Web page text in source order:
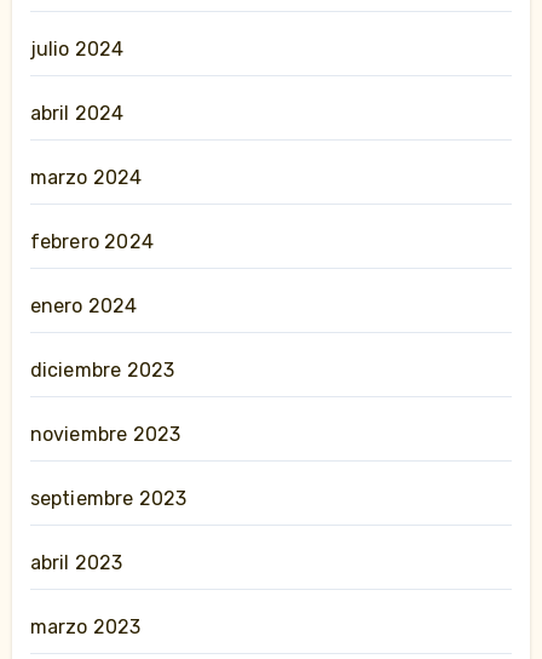
julio 2024
abril 2024
marzo 2024
febrero 2024
enero 2024
diciembre 2023
noviembre 2023
septiembre 2023
abril 2023
marzo 2023